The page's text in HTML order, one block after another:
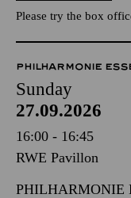
Please try the box
PHILHARMONIE
Sunday
27.09.2026
16:00 - 16:45
RWE Pavillon
PHILHARMONIE